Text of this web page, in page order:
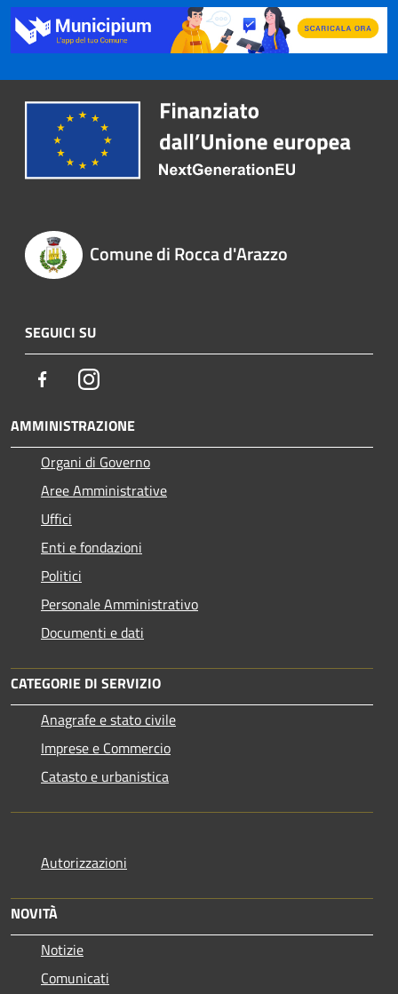
Comune di Rocca d'Arazzo
SEGUICI SU
FacebookInstagram
AMMINISTRAZIONE
Organi di Governo
Aree Amministrative
Uffici
Enti e fondazioni
Politici
Personale Amministrativo
Documenti e dati
CATEGORIE DI SERVIZIO
Anagrafe e stato civile
Imprese e Commercio
Catasto e urbanistica
Autorizzazioni
NOVITÀ
Notizie
Comunicati